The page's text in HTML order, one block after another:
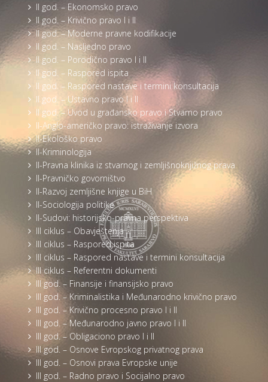
II god. – Ekonomsko pravo
II god. – Krivično pravo I i II
II god. – Moderne pravne kodifikacije
II god. – Nasljedno pravo
II god. – Porodično pravo I i II
II god. – Raspored ispita
II god. – Raspored nastave i termini konsultacija
II god. – Ustavno pravo I i II
II god. – Uvod u građansko pravo i Stvarno pravo
II-Anglo-američko pravo: istraživanje izvora
II-Ekološko pravo
II-Kriminologija
II-Pravna klinika iz stvarnog i zemljišnoknjižnog prava
II-Pravničko govorništvo
II-Razvoj zemljišne knjige u BiH
II-Sociologija politike
II-Sudovi: historijsko-pravna perspektiva
III ciklus – Obavještenja
III ciklus – Raspored ispita
III ciklus – Raspored nastave i termini konsultacija
III ciklus – Referentni dokumenti
III god. – Finansije i finansijsko pravo
III god. – Kriminalistika i Međunarodno krivično pravo
III god. – Krivično procesno pravo I i II
III god. – Međunarodno javno pravo I i II
III god. – Obligaciono pravo I i II
III god. – Osnove Evropskog privatnog prava
III god. – Osnovi prava Evropske unije
III god. – Radno pravo i Socijalno pravo